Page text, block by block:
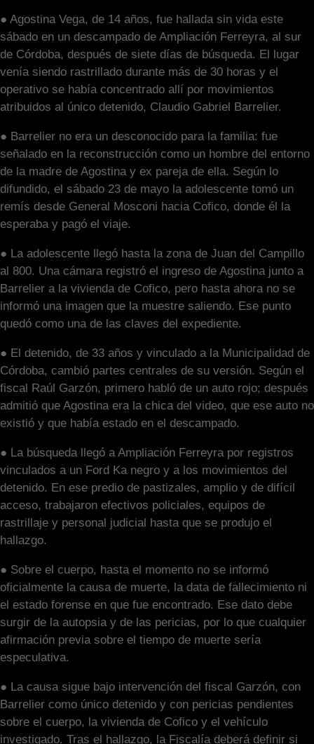
● Agostina Vega, de 14 años, fue hallada sin vida este
sábado en un descampado de Ampliación Ferreyra, al sur
de Córdoba, después de siete días de búsqueda. El lugar
venía siendo rastrillado durante más de 30 horas y el
operativo se había concentrado allí por movimientos
atribuidos al único detenido, Claudio Gabriel Barrelier.
● Barrelier no era un desconocido para la familia: fue
señalado en la reconstrucción como un hombre del entorno
de la madre de Agostina y ex pareja de ella. Según lo
difundido, el sábado 23 de mayo la adolescente tomó un
remís desde General Mosconi hacia Cofico, donde él la
esperaba y pagó el viaje.
● La adolescente llegó hasta la zona de Juan del Campillo
al 800. Una cámara registró el ingreso de Agostina junto a
Barrelier a la vivienda de Cofico, pero hasta ahora no se
informó una imagen que la muestre saliendo. Ese punto
quedó como una de las claves del expediente.
● El detenido, de 33 años y vinculado a la Municipalidad de
Córdoba, cambió partes centrales de su versión. Según el
fiscal Raúl Garzón, primero habló de un auto rojo; después
admitió que Agostina era la chica del video, que ese auto no
existió y que había estado en el descampado.
● La búsqueda llegó a Ampliación Ferreyra por registros
vinculados a un Ford Ka negro y a los movimientos del
detenido. En ese predio de pastizales, amplio y de difícil
acceso, trabajaron efectivos policiales, equipos de
rastrillaje y personal judicial hasta que se produjo el
hallazgo.
● Sobre el cuerpo, hasta el momento no se informó
oficialmente la causa de muerte, la data de fallecimiento ni
el estado forense en que fue encontrado. Ese dato debe
surgir de la autopsia y de las pericias, por lo que cualquier
afirmación previa sobre el tiempo de muerte sería
especulativa.
● La causa sigue bajo intervención del fiscal Garzón, con
Barrelier como único detenido y con pericias pendientes
sobre el cuerpo, la vivienda de Cofico y el vehículo
investigado. Tras el hallazgo, la Fiscalía deberá definir si